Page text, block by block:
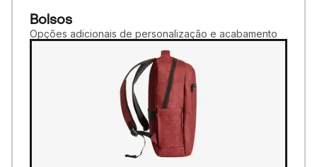
Bolsos
Opções adicionais de personalização e acabamento